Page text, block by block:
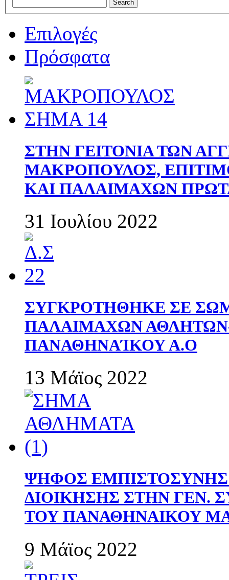
Επιλογές
Πρόσφατα
ΣΤΗΝ ΓΕΙΤΟΝΙΑ ΤΩΝ
ΜΑΚΡΟΠΟΥΛΟΣ,
ΚΑΙ ΠΑΛΑΙΜΑΧΩΝ
31 Ιουλίου 2022
ΣΥΓΚΡΟΤΗΘΗΚΕ ΣΕ
ΠΑΛΑΙΜΑΧΩΝ
ΠΑΝΑΘΗΝΑΊΚΟΥ Α.Ο
13 Μάϊος 2022
ΨΗΦΟΣ
ΔΙΟΙΚΗΣΗΣ ΣΤΗΝ ΓΕΝ.
ΤΟΥ ΠΑΝΑΘΗΝΑΙΚΟΥ
9 Μάϊος 2022